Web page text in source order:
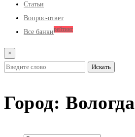
Статьи
Вопрос-ответ
Все банкирейтинг
×
Город:Вологда